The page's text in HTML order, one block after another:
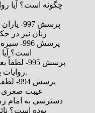
چگونه است؟ آیا
پرسش
زنان نیز
پرسش
است؟ آیا
پرسش 995-
روایات به آنها اشاره شده است،‌ نام ببرید.
پرسش
غیبت صغری
دسترسی به امام
بوده است؟